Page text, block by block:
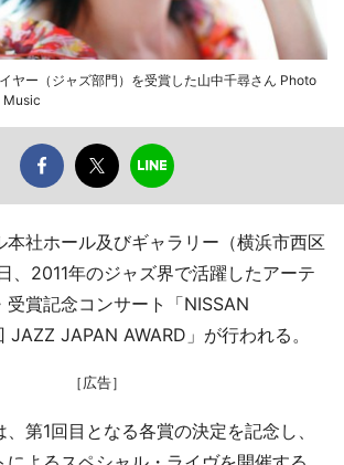
ヤー（ジャズ部門）を受賞した山中千尋さん Photo
Music
社ホール及びギャラリー（横浜市西区
、2011年のジャズ界で活躍したアーテ
受賞記念コンサート「NISSAN
JAZZ JAPAN AWARD」が行われる。
［広告］
第1回目となる各賞の決定を記念し、